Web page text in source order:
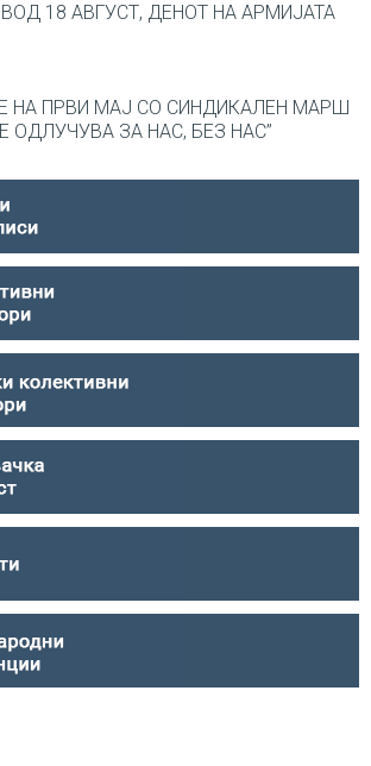
18 АВГУСТ, ДЕНОТ НА АРМИЈАТА
ПРВИ МАЈ СО СИНДИКАЛEН МАРШ
ОДЛУЧУВА ЗА НАС, БЕЗ НАС”